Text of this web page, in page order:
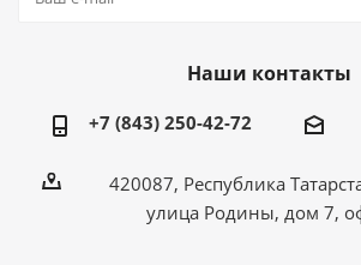
Наши контакты
+7 (843) 250-42-72
420087, Республика
улица Родины, дом 7,